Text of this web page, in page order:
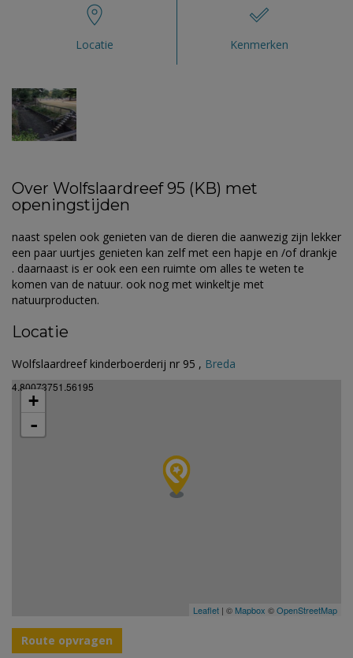
Locatie Kenmerken
Over Wolfslaardreef 95 (KB) met
openingstijden
naast spelen ook genieten van de dieren die aanwezig zijn lekker
een paar uurtjes genieten kan zelf met een hapje en /of drankje
. daarnaast is er ook een een ruimte om alles te weten te
komen van de natuur. ook nog met winkeltje met
natuurproducten.
Locatie
Wolfslaardreef kinderboerderij nr 95 , Breda
4.80073751.56195
+
-
Leaflet | © Mapbox ©OpenStreetMap
Route opvragen